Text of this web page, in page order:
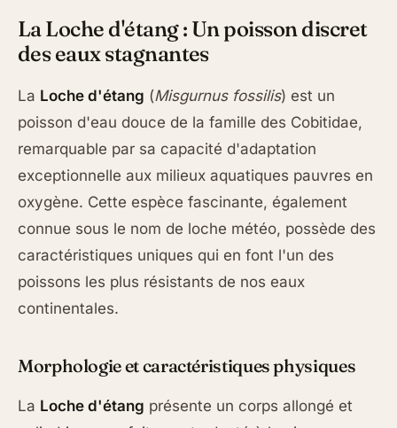
La Loche d'étang : Un poisson discret
des eaux stagnantes
La Loche d'étang (Misgurnus fossilis) est un
poisson d'eau douce de la famille des Cobitidae,
remarquable par sa capacité d'adaptation
exceptionnelle aux milieux aquatiques pauvres en
oxygène. Cette espèce fascinante, également
connue sous le nom de loche météo, possède des
caractéristiques uniques qui en font l'un des
poissons les plus résistants de nos eaux
continentales.
Morphologie et caractéristiques physiques
La Loche d'étang présente un corps allongé et